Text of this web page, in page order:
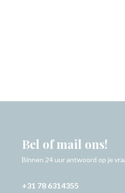
Bel of mail ons!
Binnen 24 uur antwoord op je
+31 78 6314355